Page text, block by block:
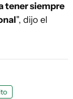
tener siempre
", dijo el